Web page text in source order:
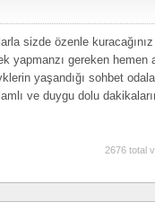
sizde özenle
yapmanzı gereken hemen
yaşandığı sohbet
ve duygu dolu
2676 total